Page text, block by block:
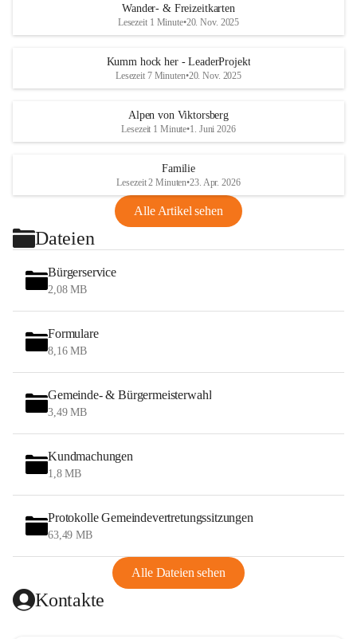
Wander- & Freizeitkarten
Lesezeit 1 Minute•20. Nov. 2025
Kumm hock her - LeaderProjekt
Lesezeit 7 Minuten•20. Nov. 2025
Alpen von Viktorsberg
Lesezeit 1 Minute•1. Juni 2026
Familie
Lesezeit 2 Minuten•23. Apr. 2026
Alle Artikel sehen
Dateien
Bürgerservice
2,08 MB
Formulare
8,16 MB
Gemeinde- & Bürgermeisterwahl
3,49 MB
Kundmachungen
1,8 MB
Protokolle Gemeindevertretungssitzungen
63,49 MB
Alle Dateien sehen
Kontakte